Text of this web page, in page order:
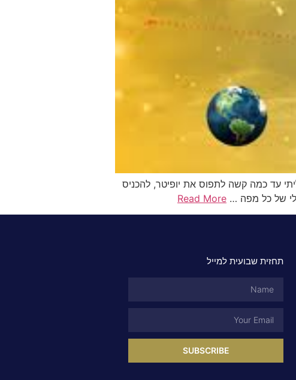
עד כמה קשה לתפוס את יופיטר, להכניס
של כל מפה … Read More
תחזית שבועית למייל
SUBSCRIBE